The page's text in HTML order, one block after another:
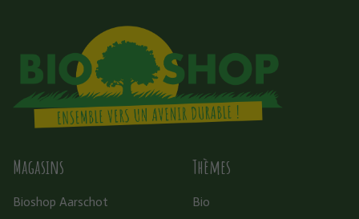
Magasins
Bioshop Aarschot
Thèmes
Bio